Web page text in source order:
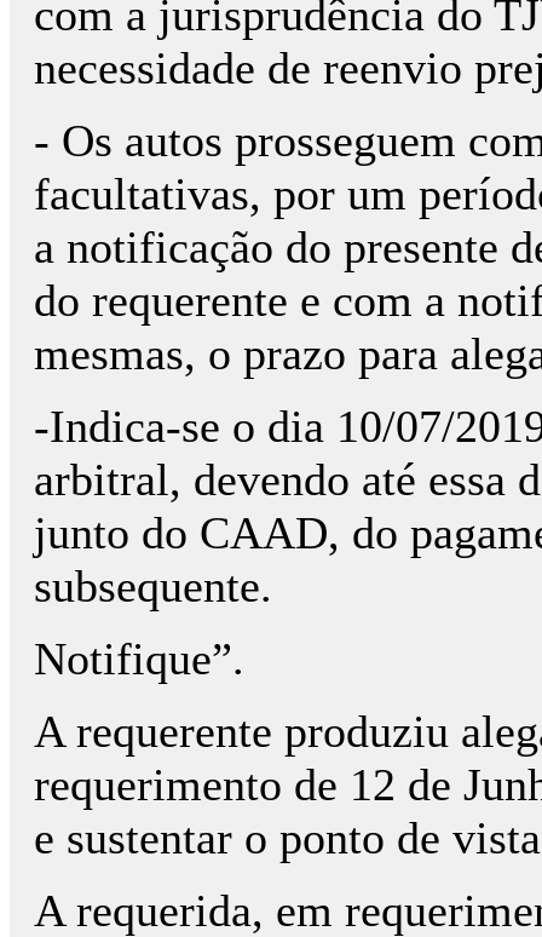
com a jurisprudência do
necessidade de reenvio
- Os autos prosseguem
facultativas, por um
a notificação do presente
do requerente e com a
mesmas, o prazo para
-Indica-se o dia 10/07/
arbitral, devendo até essa
junto do CAAD, do
subsequente.
Notifique”.
A requerente produziu
requerimento de 12 de
e sustentar o ponto de
A requerida, em